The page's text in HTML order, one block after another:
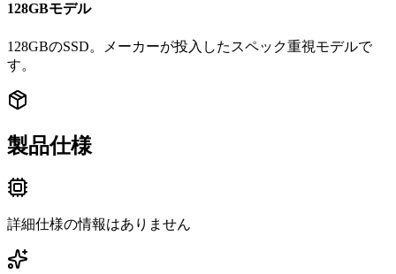
128GBモデル
128GBのSSD。メーカーが投入したスペック重視モデルで
す。
製品仕様
詳細仕様の情報はありません